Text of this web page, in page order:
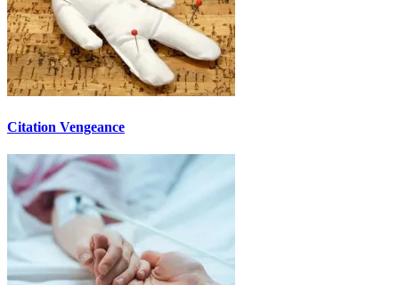
Citation Vengeance